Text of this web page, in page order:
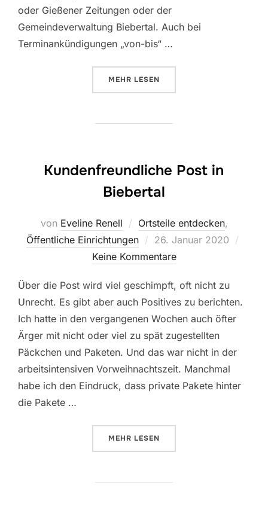
oder Gießener Zeitungen oder der
Gemeindeverwaltung Biebertal. Auch bei
Terminankündigungen „von-bis“ …
MEHR ÜBER „„TERMIN- UND TIPP-
LESEN
Kundenfreundliche Post in
Biebertal
von Eveline Renell Ortsteile entdecken,
Öffentliche Einrichtungen
Veröffentlicht
am
26. Januar 2020
Keine Kommentare
Über die Post wird viel geschimpft, oft nicht zu
Unrecht. Es gibt aber auch Positives zu berichten.
Ich hatte in den vergangenen Wochen auch öfter
Ärger mit nicht oder viel zu spät zugestellten
Päckchen und Paketen. Und das war nicht in der
arbeitsintensiven Vorweihnachtszeit. Manchmal
habe ich den Eindruck, dass private Pakete hinter
die Pakete …
MEHR ÜBER „KUNDENFREUNDLICHE
LESEN